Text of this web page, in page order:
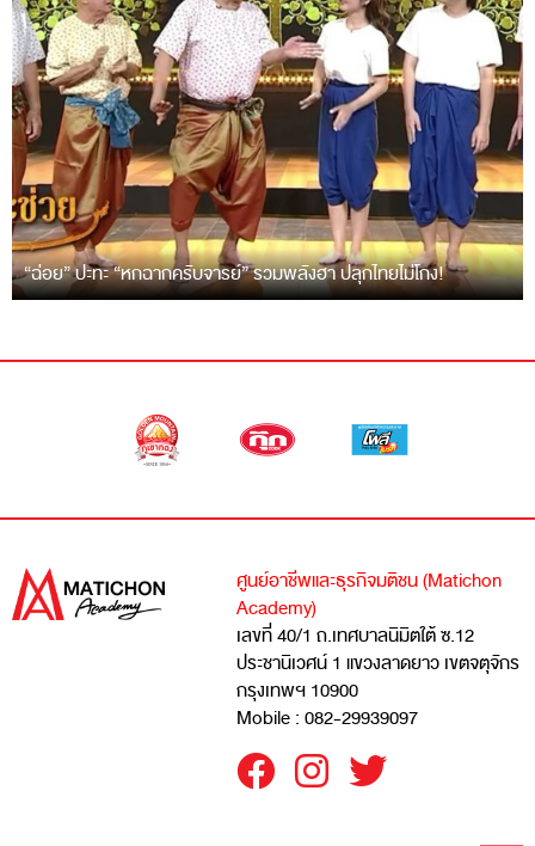
“ฉ่อย” ปะทะ “หกฉากครับจารย์” รวมพลังฮา ปลุกไทยไม่โกง!
ศูนย์อาชีพและธุรกิจมติชน (Matichon
Academy)
เลขที่ 40/1 ถ.เทศบาลนิมิตใต้ ซ.12
ประชานิเวศน์ 1 แขวงลาดยาว เขตจตุจักร
กรุงเทพฯ 10900
Mobile : 082-29939097